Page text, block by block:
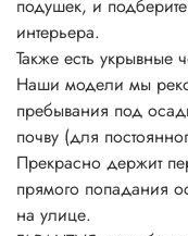
подушек, и
интерьера.
Также есть укрывные
Наши модели мы
пребывания под
почву (для
Прекрасно держит
прямого попадания
на улице.